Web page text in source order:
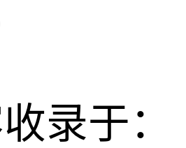
录于：